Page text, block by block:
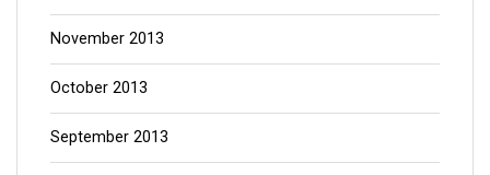
November 2013
October 2013
September 2013